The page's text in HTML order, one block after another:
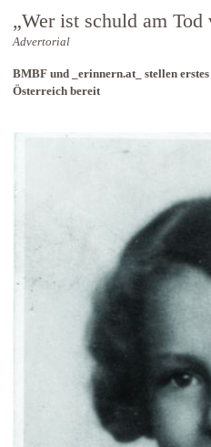
„Wer ist schuld am
Advertorial
BMBF und _erinnern.at_ stellen
Österreich bereit